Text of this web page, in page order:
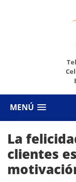
MENÚ
La
clientes